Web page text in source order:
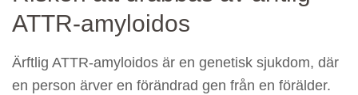
ATTR-amyloidos
Ärftlig ATTR-amyloidos är en genetisk sjukdom, där
en person ärver en förändrad gen från en förälder.